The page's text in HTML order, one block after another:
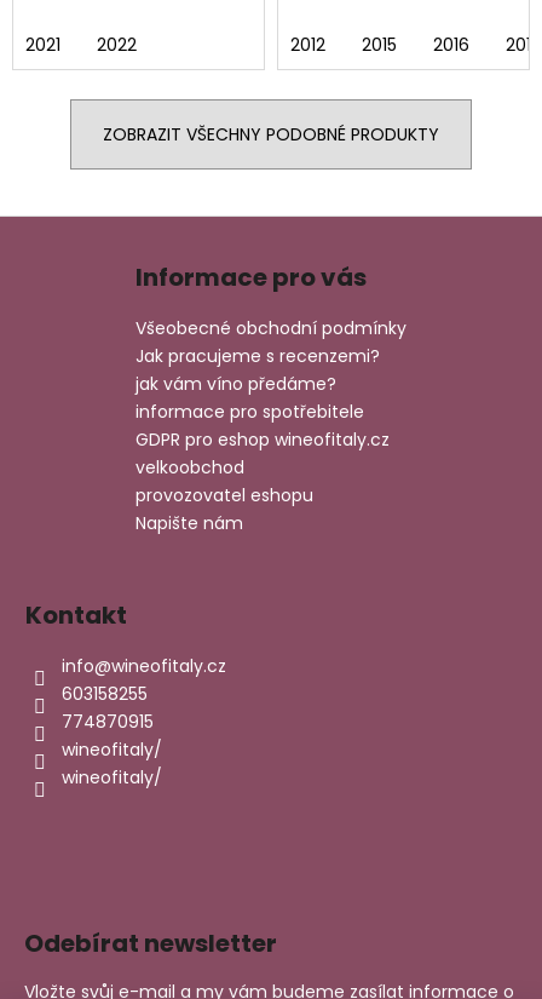
2021 2022 2012 2015 2016 2018
ZOBRAZIT VŠECHNY PODOBNÉ PRODUKTY
Z
Informace pro vás
Všeobecné obchodní podmínky
Jak pracujeme s recenzemi?
jak vám víno předáme?
informace pro spotřebitele
GDPR pro eshop wineofitaly.cz
velkoobchod
provozovatel eshopu
Napište nám
Kontakt
info@wineofitaly.cz
603158255
774870915
wineofitaly/
wineofitaly/
Odebírat newsletter
Vložte svůj e-mail a my vám budeme zasílat informace o